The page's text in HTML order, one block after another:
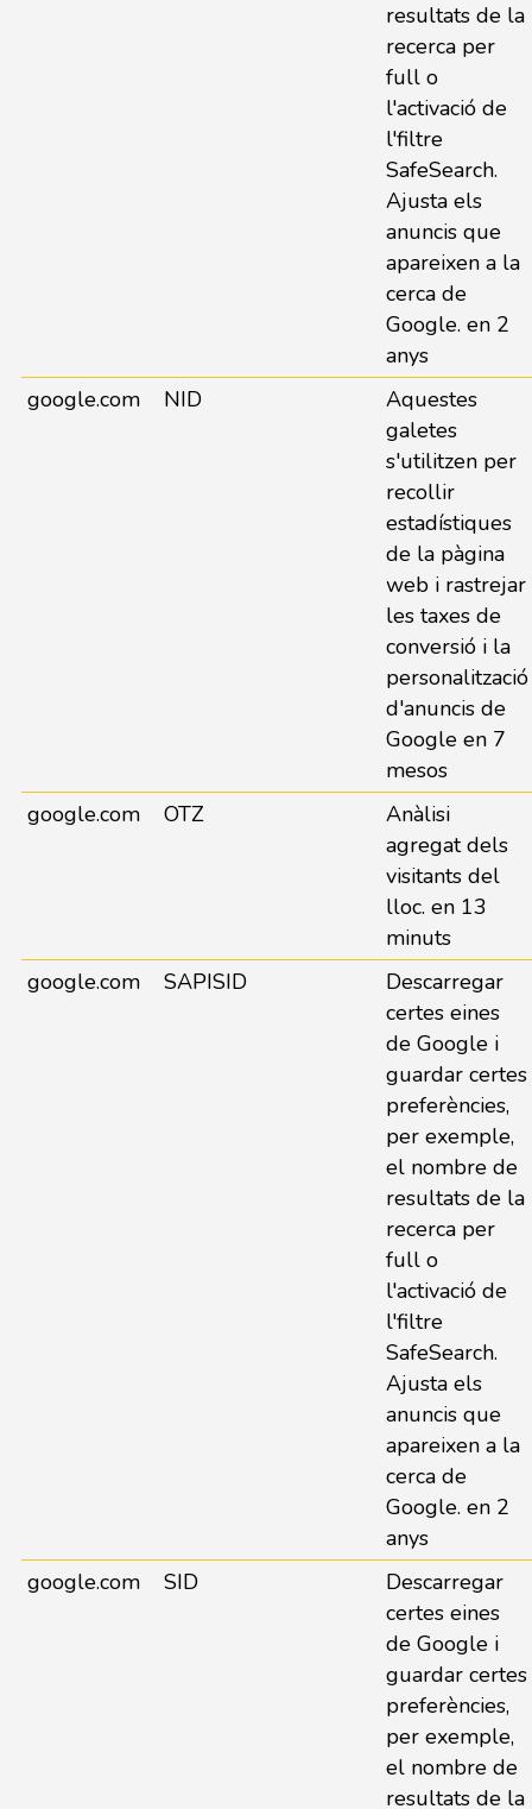
resultats de la
recerca per
full o
l'activació de
l'filtre
SafeSearch.
Ajusta els
anuncis que
apareixen a la
cerca de
Google. en 2
anys
google.com
NID
Aquestes
galetes
s'utilitzen per
recollir
estadístiques
de la pàgina
web i rastrejar
les taxes de
conversió i la
personalització
d'anuncis de
Google en 7
mesos
google.com
OTZ
Anàlisi
agregat dels
visitants del
lloc. en 13
minuts
google.com
SAPISID
Descarregar
certes eines
de Google i
guardar certes
preferències,
per exemple,
el nombre de
resultats de la
recerca per
full o
l'activació de
l'filtre
SafeSearch.
Ajusta els
anuncis que
apareixen a la
cerca de
Google. en 2
anys
google.com
SID
Descarregar
certes eines
de Google i
guardar certes
preferències,
per exemple,
el nombre de
resultats de la